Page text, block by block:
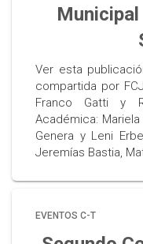
Ver esta
compartida por
Franco Gatti y
Académica:
Genera y Leni
Jeremías Bastia,
EVENTOS C-T